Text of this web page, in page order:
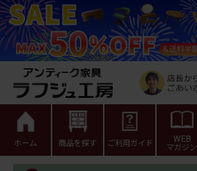
ホーム 商品を探す ご利用ガイド WEB
マガジン